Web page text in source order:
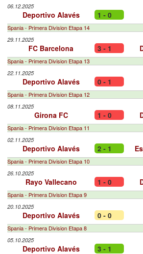
06.12.2025
Deportivo Alavés 1 - 0
Spania - Primera Division Etapa 14
29.11.2025
FC Barcelona 3 - 1
Spania - Primera Division Etapa 13
22.11.2025
Deportivo Alavés 0 - 1
Spania - Primera Division Etapa 12
08.11.2025
Girona FC 1 - 0
Spania - Primera Division Etapa 11
02.11.2025
Deportivo Alavés 2 - 1
Spania - Primera Division Etapa 10
26.10.2025
Rayo Vallecano 1 - 0
Spania - Primera Division Etapa 9
20.10.2025
Deportivo Alavés 0 - 0
Spania - Primera Division Etapa 8
05.10.2025
Deportivo Alavés 3 - 1